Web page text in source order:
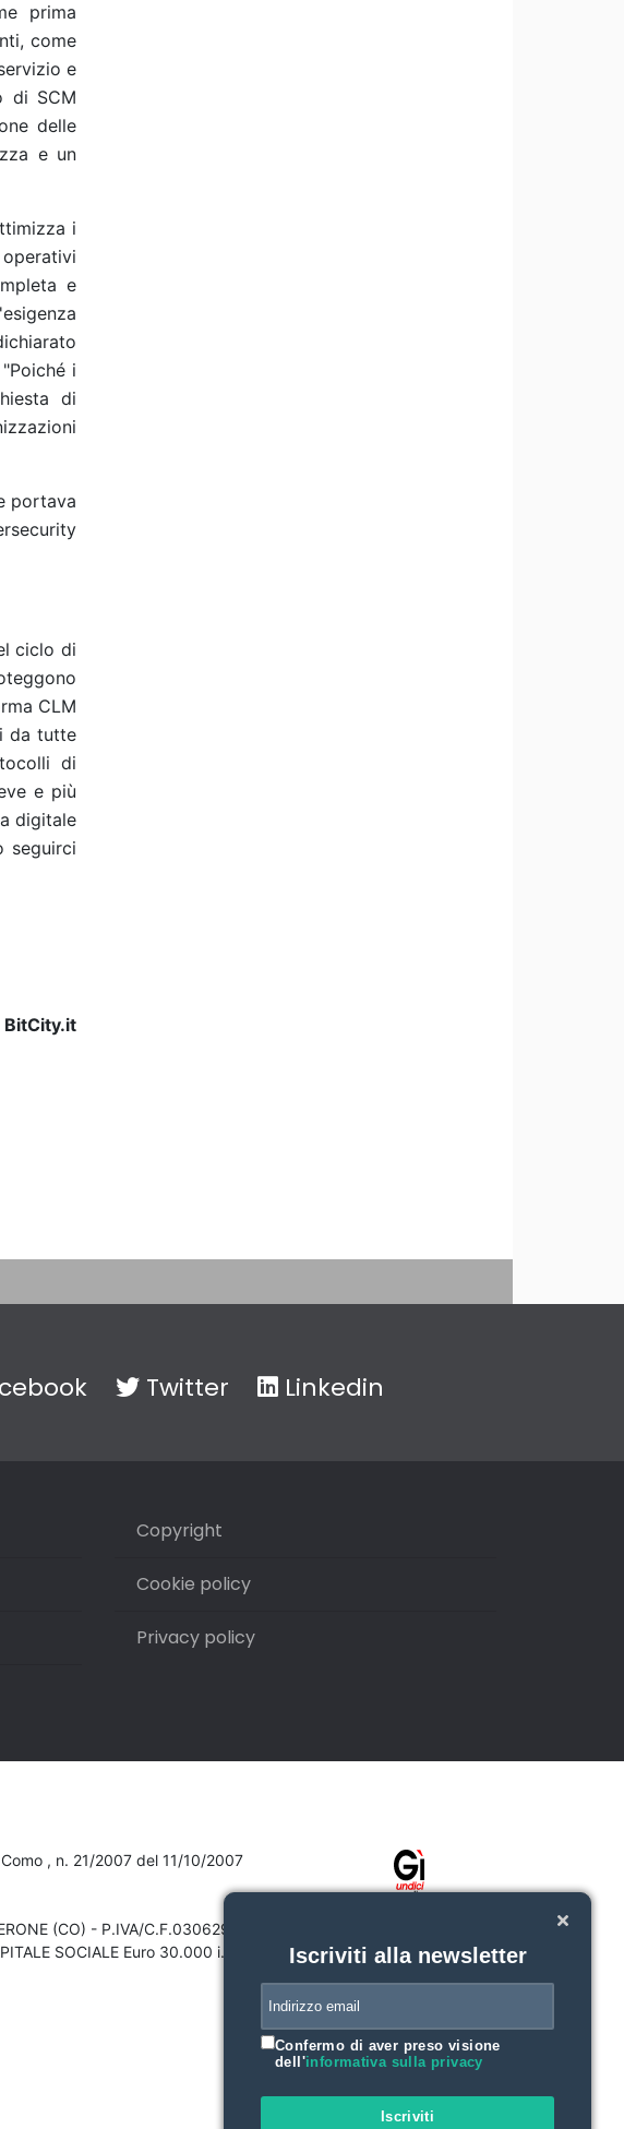
prima
come
e
di SCM
delle
e un
i
e
i
di
portava
ciclo di
CLM
da tutte
di
e più
digitale
seguirci
BitCity.it
Twitter Linkedin
Copyright
Cookie policy
Privacy policy
, n. 21/2007 del 11/10/2007
(CO) - P.IVA/C.F.03062910132
SOCIALE Euro 30.000 i.v.
Iscriviti alla newsletter
Confermo di aver preso visione
dell'informativa sulla privacy
Iscriviti